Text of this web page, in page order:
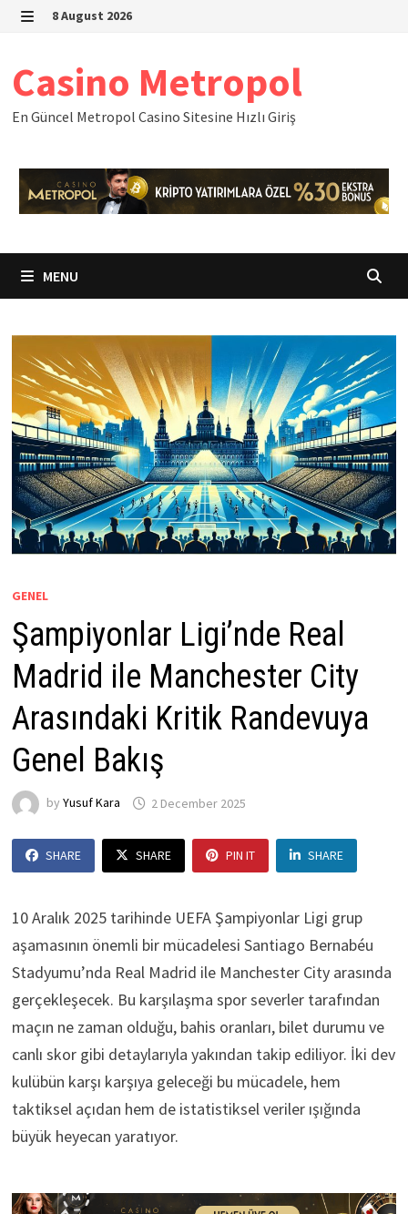
Skip
8 August 2026
Casino Metropol
En Güncel Metropol Casino Sitesine Hızlı Giriş
MENU
GENEL
Şampiyonlar Ligi’nde Real
Madrid ile Manchester City
Arasındaki Kritik Randevuya
Genel Bakış
by Yusuf Kara 2 December 2025
SHARE SHARE PIN IT SHARE
10 Aralık 2025 tarihinde UEFA Şampiyonlar Ligi grup
aşamasının önemli bir mücadelesi Santiago Bernabéu
Stadyumu’nda Real Madrid ile Manchester City arasında
gerçekleşecek. Bu karşılaşma spor severler tarafından
maçın ne zaman olduğu, bahis oranları, bilet durumu ve
canlı skor gibi detaylarıyla yakından takip ediliyor. İki dev
kulübün karşı karşıya geleceği bu mücadele, hem
taktiksel açıdan hem de istatistiksel veriler ışığında
büyük heyecan yaratıyor.